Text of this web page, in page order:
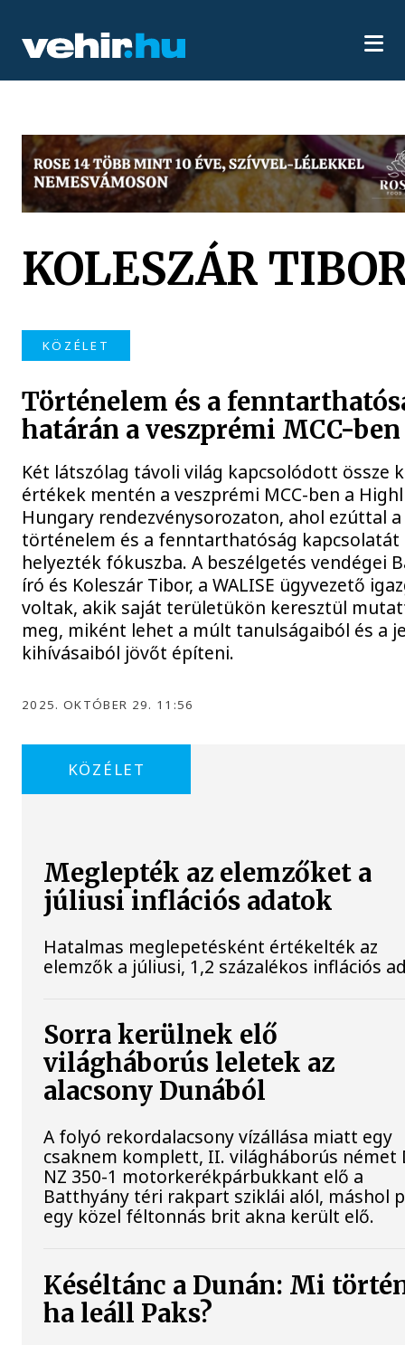
KOLESZÁR
KÖZÉLET
Történelem és a
határán a veszprémi MCC-ben
Két látszólag távoli világ kapcsolódott össze
értékek mentén a veszprémi MCC-ben a
Hungary rendezvénysorozaton, ahol ezúttal a
történelem és a fenntarthatóság kapcsolatát
helyezték fókuszba. A beszélgetés vendégei
író és Koleszár Tibor, a WALISE ügyvezető
voltak, akik saját területükön keresztül
meg, miként lehet a múlt tanulságaiból és a
kihívásaiból jövőt építeni.
2025. OKTÓBER 29. 11:56
KÖZÉLET
Meglepték az elemzőket a
júliusi inflációs adatok
Hatalmas meglepetésként értékelték az
elemzők a júliusi, 1,2 százalékos inflációs
Sorra kerülnek elő
világháborús leletek az
alacsony Dunából
A folyó rekordalacsony vízállása miatt egy
csaknem komplett, II. világháborús német
NZ 350-1 motorkerékpárbukkant elő a
Batthyány téri rakpart sziklái alól, máshol
egy közel féltonnás brit akna került elő.
Késéltánc a Dunán: Mi
ha leáll Paks?